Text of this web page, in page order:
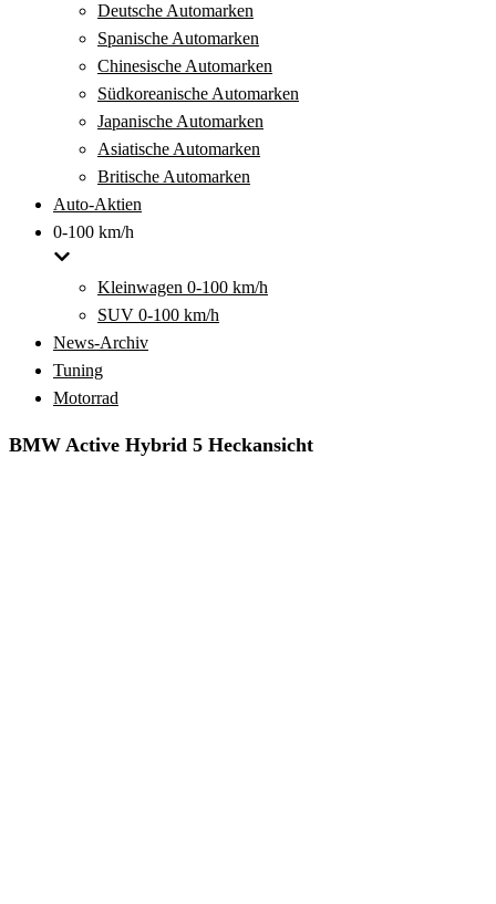
Deutsche Automarken
Spanische Automarken
Chinesische Automarken
Südkoreanische Automarken
Japanische Automarken
Asiatische Automarken
Britische Automarken
Auto-Aktien
0-100 km/h
Kleinwagen 0-100 km/h
SUV 0-100 km/h
News-Archiv
Tuning
Motorrad
BMW Active Hybrid 5 Heckansicht